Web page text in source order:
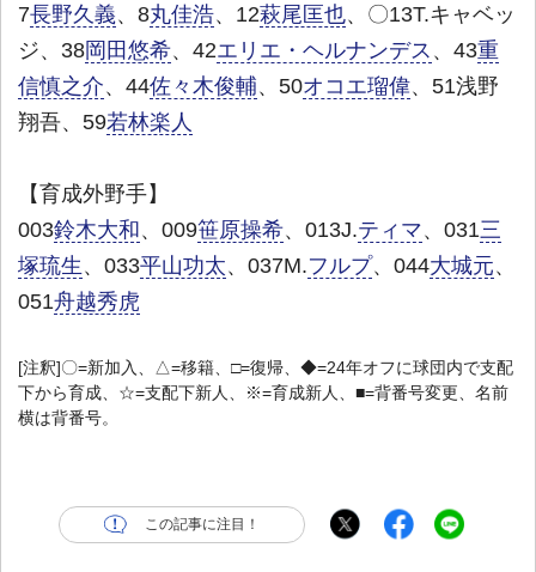
7長野久義、8丸佳浩、12萩尾匡也、〇13T.キャベッ
ジ、38岡田悠希、42エリエ・ヘルナンデス 、43重
信慎之介、44佐々木俊輔、50オコエ瑠偉、51浅野
翔吾、59若林楽人
【育成外野手】
003鈴木大和、009笹原操希、013J.ティマ、031三
塚琉生 、033平山功太、037M.フルプ、044大城元、
051舟越秀虎
[注釈]〇=新加入、△=移籍、□=復帰、◆=24年オフに球団内で支配
下から育成、☆=支配下新人、※=育成新人、■=背番号変更、名前
横は背番号。
この記事に注目！